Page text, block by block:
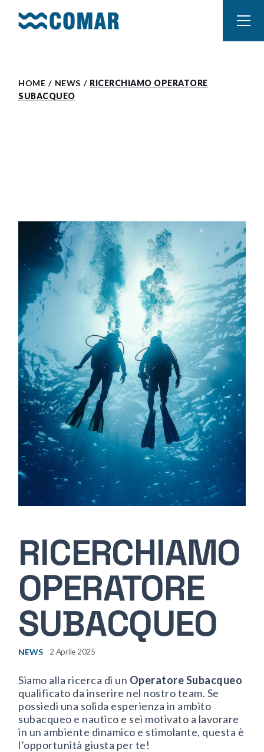
HOME NEWS
RICERCHIAMO OPERATORE
SUBACQUEO
RICERCHIAMO
OPERATORE
SUBACQUEO
NEWS 2 Aprile 2025
Siamo alla ricerca di un Operatore Subacqueo
qualificato da inserire nel nostro team. Se
possiedi una solida esperienza in ambito
subacqueo e nautico e sei motivato a lavorare
in un ambiente dinamico e stimolante, questa è
l’opportunità giusta per te!